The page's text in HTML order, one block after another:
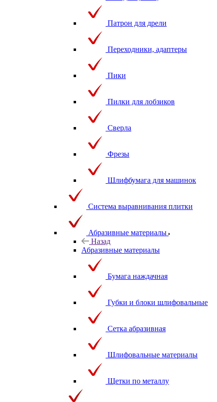
Патрон для дрели
Переходники, адаптеры
Пики
Пилки для лобзиков
Сверла
Фрезы
Шлифбумага для машинок
Система выравнивания плитки
Абразивные материалы
Назад
Абразивные материалы
Бумага наждачная
Губки и блоки шлифовальные
Сетка абразивная
Шлифовальные материалы
Щетки по металлу